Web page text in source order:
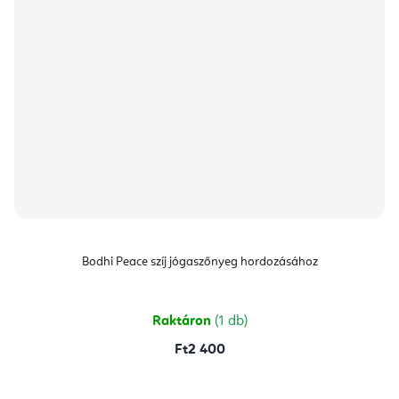
Bodhi Peace szíj jógaszőnyeg hordozásához
Raktáron (1 db)
Ft2 400